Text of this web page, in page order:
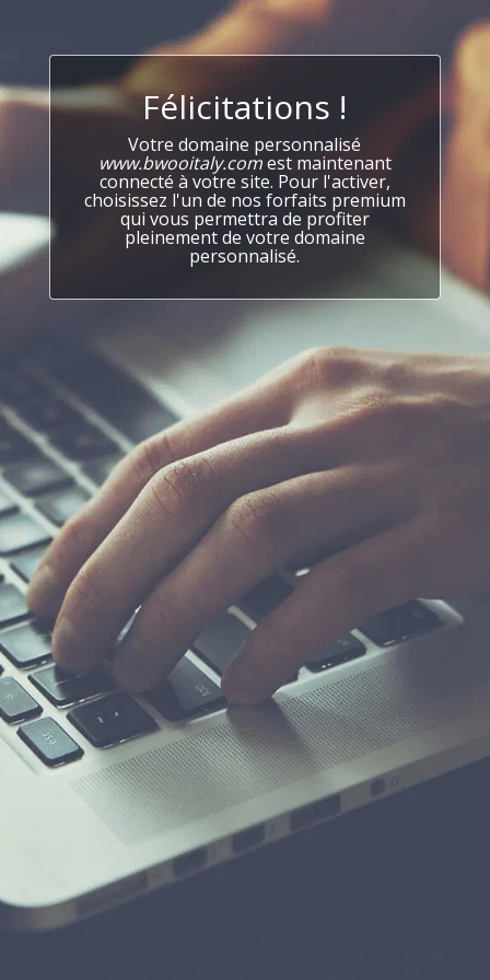
Félicitations !
Votre domaine personnalisé
www.bwooitaly.comest maintenant
connecté à votre site. Pour l'activer,
choisissez l'un de nos forfaits premium
qui vous permettra de profiter
pleinement de votre domaine
personnalisé.